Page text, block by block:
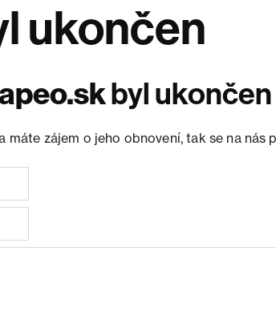
ukončen
byl ukončen
zájem o jeho obnovení, tak se na nás